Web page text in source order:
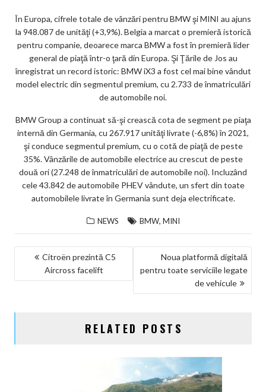
În Europa, cifrele totale de vânzări pentru BMW şi MINI au ajuns
la 948.087 de unităţi (+3,9%). Belgia a marcat o premieră istorică
pentru companie, deoarece marca BMW a fost în premieră lider
general de piaţă într-o ţară din Europa. Şi Ţările de Jos au
înregistrat un record istoric: BMW iX3 a fost cel mai bine vândut
model electric din segmentul premium, cu 2.733 de înmatriculări
de automobile noi.
BMW Group a continuat să-şi crească cota de segment pe piaţa
internă din Germania, cu 267.917 unităţi livrate (-6,8%) în 2021,
şi conduce segmentul premium, cu o cotă de piaţă de peste
35%. Vânzările de automobile electrice au crescut de peste
două ori (27.248 de înmatriculări de automobile noi). Incluzând
cele 43.842 de automobile PHEV vândute, un sfert din toate
automobilele livrate în Germania sunt deja electrificate.
NEWS BMW, MINI
NAVIGARE
Citroën prezintă C5
Aircross facelift
Noua platformă digitală
pentru toate serviciile legate
de vehicule
RELATED POSTS